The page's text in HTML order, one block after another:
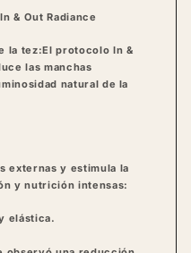
& Out Radiance
la tez:El protocolo In &
las manchas
natural de la
externas y estimula la
y nutrición intensas:
elástica.